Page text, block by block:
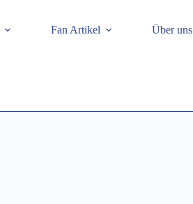
Fan Artikel Über uns